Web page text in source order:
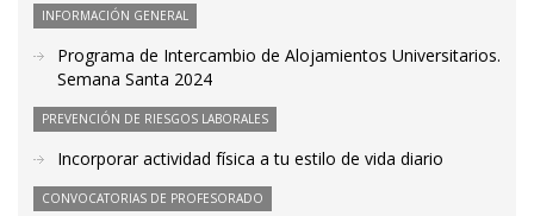
INFORMACIÓN GENERAL
Programa de Intercambio de Alojamientos Universitarios.
Semana Santa 2024
PREVENCIÓN DE RIESGOS LABORALES
Incorporar actividad física a tu estilo de vida diario
CONVOCATORIAS DE PROFESORADO